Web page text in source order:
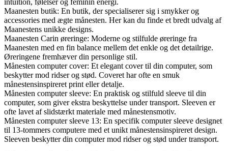
Maanesten butik: En butik, der specialiserer sig i smykker og
accessories med ægte månesten. Her kan du finde et bredt udvalg af
Maanestens unikke designs.
Maanesten Carin øreringe: Moderne og stilfulde øreringe fra
Maanesten med en fin balance mellem det enkle og det detailrige.
Øreringene fremhæver din personlige stil.
Månesten computer cover: Et elegant cover til din computer, som
beskytter mod ridser og stød. Coveret har ofte en smuk
månestensinspireret print eller detalje.
Månesten computer sleeve: En praktisk og stilfuld sleeve til din
computer, som giver ekstra beskyttelse under transport. Sleeven er
ofte lavet af slidstærkt materiale med månestensmotiv.
Månesten computer sleeve 13: En specifik computer sleeve designet
til 13-tommers computere med et unikt månestensinspireret design.
Sleeven beskytter din computer mod ridser og stød under transport.